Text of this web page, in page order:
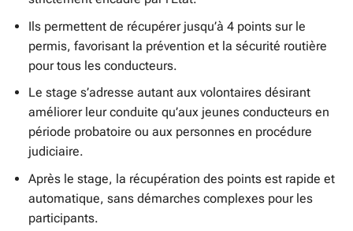
Ils permettent de récupérer jusqu’à 4 points sur le
permis, favorisant la prévention et la sécurité routière
pour tous les conducteurs.
Le stage s’adresse autant aux volontaires désirant
améliorer leur conduite qu’aux jeunes conducteurs en
période probatoire ou aux personnes en procédure
judiciaire.
Après le stage, la récupération des points est rapide et
automatique, sans démarches complexes pour les
participants.